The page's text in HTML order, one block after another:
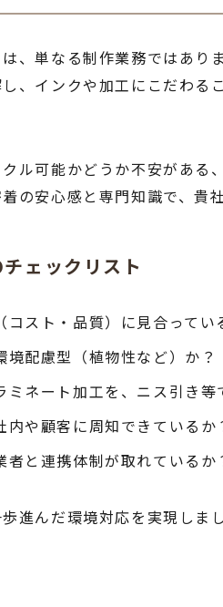
、単なる制作業務ではあり
、インクや加工にこだわ
ル可能かどうか不安があ
の安心感と専門知識で、貴
ェックリスト
スト・品質）に見合ってい
配慮型（植物性など）か？
ミネート加工を、ニス引き等
や顧客に周知できているか
と連携体制が取れているか
進んだ環境対応を実現しま